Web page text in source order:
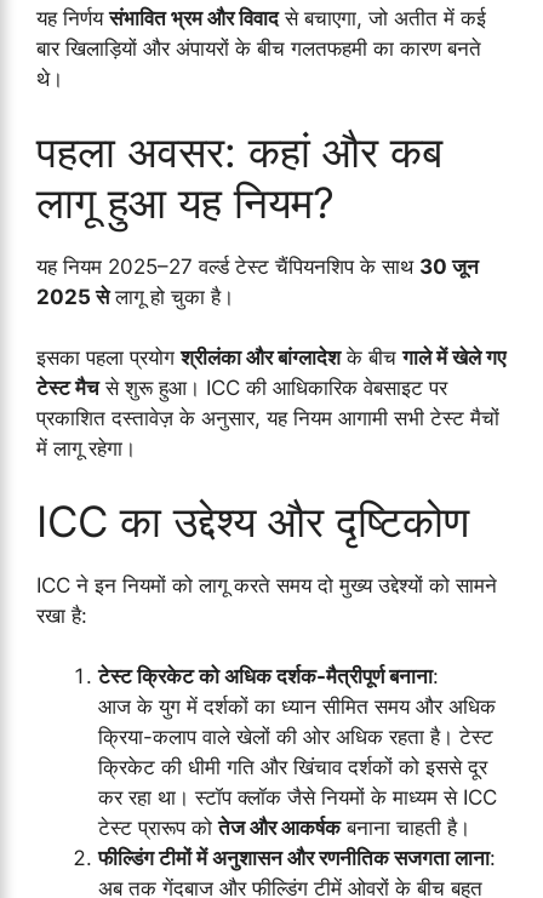
यह निर्णयसंभावित भ्रम और विवादसे बचाएगा, जो अतीत में कई
बार खिलाड़ियों और अंपायरों के बीच गलतफहमी का कारण बनते
थे।
पहला अवसर: कहां और कब
लागू हुआ यह नियम?
यह नियम 2025–27 वर्ल्ड टेस्ट चैंपियनशिप के साथ 30 जून
2025 सेलागू हो चुका है।
इसका पहला प्रयोगश्रीलंका और बांग्लादेशके बीचगाले में खेले गए
टेस्ट मैचसे शुरू हुआ। ICC की आधिकारिक वेबसाइट पर
प्रकाशित दस्तावेज़ के अनुसार, यह नियम आगामी सभी टेस्ट मैचों
में लागू रहेगा।
ICC का उद्देश्य और दृष्टिकोण
ICC ने इन नियमों को लागू करते समय दो मुख्य उद्देश्यों को सामने
रखा है:
टेस्ट क्रिकेट को अधिक दर्शक-मैत्रीपूर्ण बनाना:
आज के युग में दर्शकों का ध्यान सीमित समय और अधिक
क्रिया-कलाप वाले खेलों की ओर अधिक रहता है। टेस्ट
क्रिकेट की धीमी गति और खिंचाव दर्शकों को इससे दूर
कर रहा था। स्टॉप क्लॉक जैसे नियमों के माध्यम से ICC
टेस्ट प्रारूप कोतेज और आकर्षकबनाना चाहती है।
फील्डिंग टीमों में अनुशासन और रणनीतिक सजगता लाना:
अब तक गेंदबाज और फील्डिंग टीमें ओवरों के बीच बहुत